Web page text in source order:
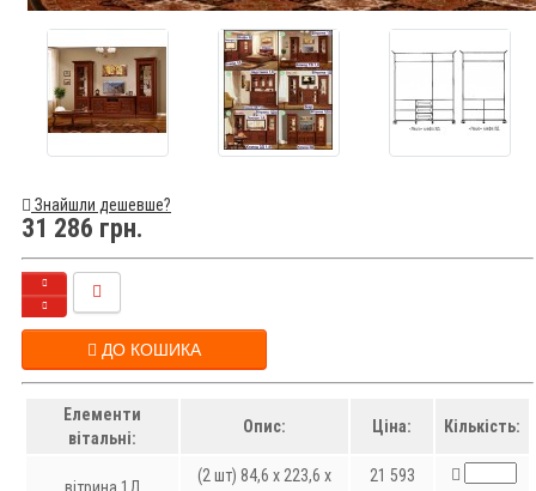
Знайшли дешевше?
31 286 грн.
ДО КОШИКА
Елементи
вiтальнi:
Опис: Ціна: Кількість:
(2 шт) 84,6 x 223,6 x
21 593